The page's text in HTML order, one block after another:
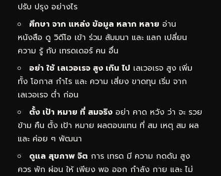
ปรับ ปรุง อย่างไร
ศึกษา จาก แหล่ง ข้อมูล หลาก หลาย อ่าน
หนังสือ ดู วิดีโอ เข้า ร่วม สัมมนา และ แลก เปลี่ยน
ความ รู้ กับ เทรดเดอร์ คน อื่น
อย่า ใช้ เลเวอเรจ สูง เกิน ไป เลเวอเรจ สูง เพิ่ม
ทั้ง โอกาส กำไร และ ความ เสี่ยง ขาดทุน เริ่ม จาก
เลเวอเรจ ต่ำ ก่อน
ตั้ง เป้า หมาย ที่ สมจริง อย่า คาด หวัง ว่า จะ รวย
ข้าม คืน ตั้ง เป้า หมาย ผลตอบแทน ที่ สม เหตุ สม ผล
และ ค่อย ๆ พัฒนา
ดูแล สุขภาพ จิต การ เทรด มี ความ กดดัน สูง
ควร พัก ผ่อน ให้ เพียง พอ ออก กำลัง กาย และ ไม่